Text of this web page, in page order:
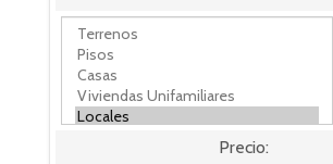
Precio: